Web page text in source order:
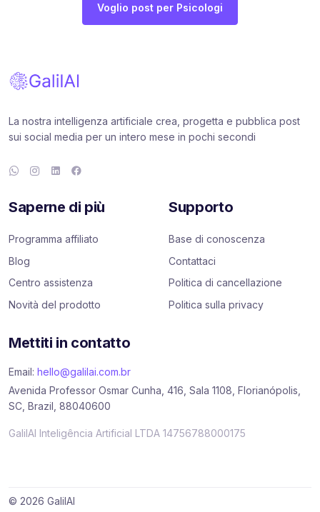
Voglio post per Psicologi
La nostra intelligenza artificiale crea, progetta e pubblica post
sui social media per un intero mese in pochi secondi
Saperne di più
Programma affiliato
Blog
Centro assistenza
Novità del prodotto
Supporto
Base di conoscenza
Contattaci
Politica di cancellazione
Politica sulla privacy
Mettiti in contatto
Email: hello@galilai.com.br
Avenida Professor Osmar Cunha, 416, Sala 1108, Florianópolis,
SC, Brazil, 88040600
GalilAI Inteligência Artificial LTDA 14756788000175
© 2026 GalilAI